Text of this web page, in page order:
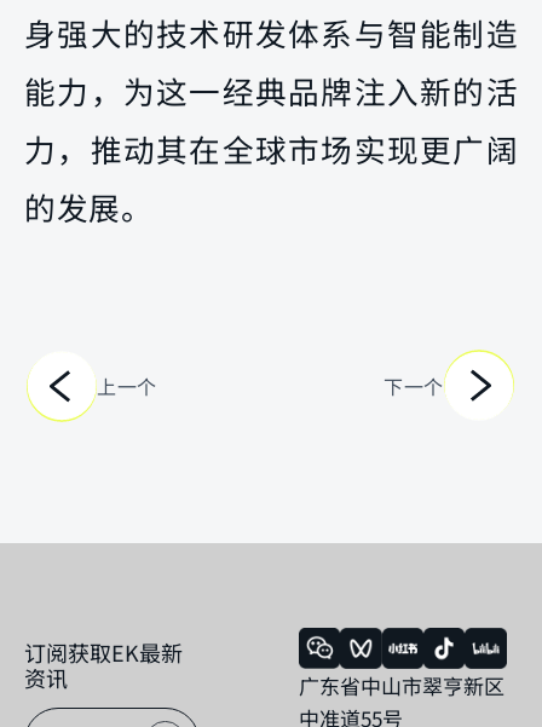
身强大的技术研发体系与智能制造
能力，为这一经典品牌注入新的活
力，推动其在全球市场实现更广阔
的发展。
上一个 下一个
订阅获取EK最新
资讯
广东省中山市翠亨新区
中准道55号